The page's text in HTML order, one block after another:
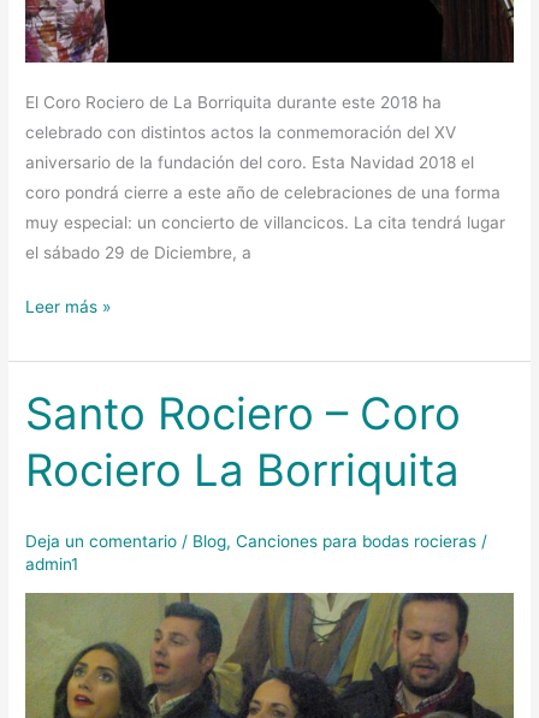
El Coro Rociero de La Borriquita durante este 2018 ha
celebrado con distintos actos la conmemoración del XV
aniversario de la fundación del coro. Esta Navidad 2018 el
coro pondrá cierre a este año de celebraciones de una forma
muy especial: un concierto de villancicos. La cita tendrá lugar
el sábado 29 de Diciembre, a
Leer más »
Santo Rociero – Coro
Rociero La Borriquita
Deja un comentario / Blog,Canciones para bodas rocieras /
admin1
Santo
Rociero
–
Coro
La